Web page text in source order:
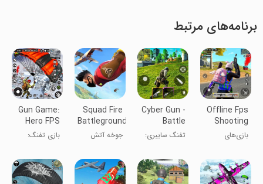
برنامه‌های مرتبط
Offline Fps
Shooting
Gun Games
بازی‌های
آفلاین
Cyber Gun -
Battle
Royale
تفنگ سایبری:
Squad Fire
Battleground
Strike
جوخه آتش
Gun Game:
Hero FPS
Shooter
بازی تفنگ:
FPS